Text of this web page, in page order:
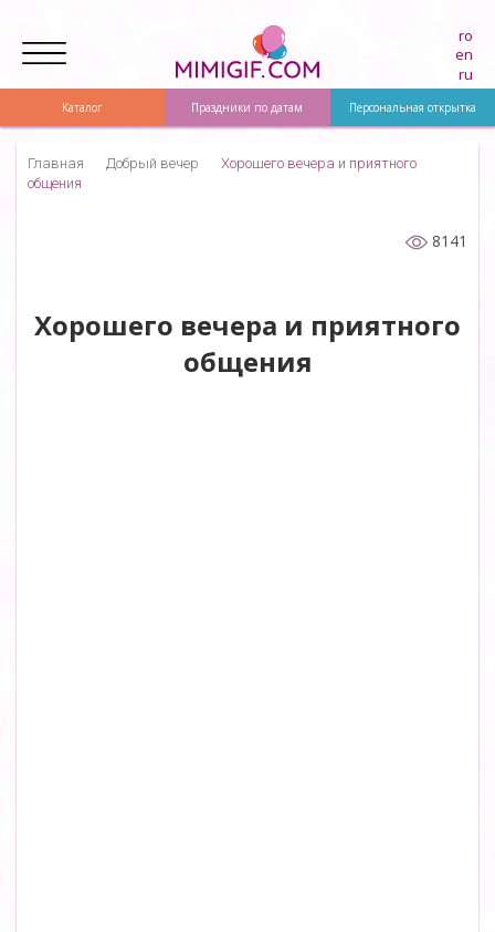
ru
ro
en
Каталог Праздники по датам Персональная открытка
Главная Добрый вечер
Хорошего вечера и приятного
общения
8141
Хорошего вечера и приятного
общения